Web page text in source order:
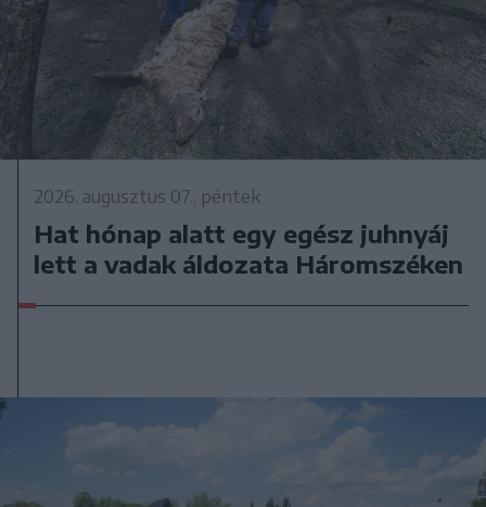
2026. augusztus 07., péntek
Hat hónap alatt egy egész juhnyáj
lett a vadak áldozata Háromszéken